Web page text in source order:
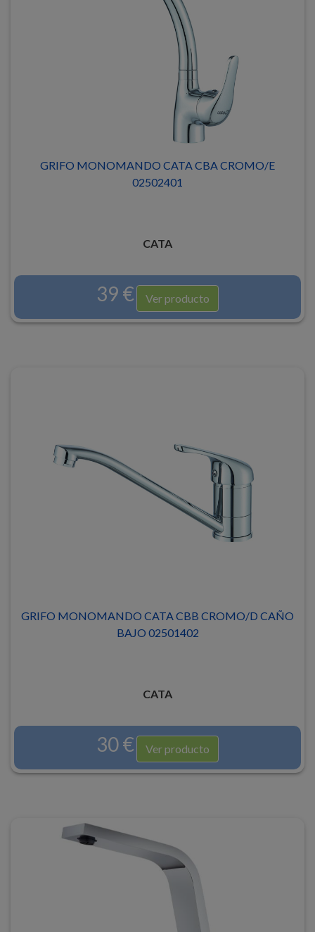
GRIFO MONOMANDO CATA CBA CROMO/E
02502401
CATA
39 € Ver producto
GRIFO MONOMANDO CATA CBB CROMO/D CAÑO
BAJO 02501402
CATA
30 € Ver producto